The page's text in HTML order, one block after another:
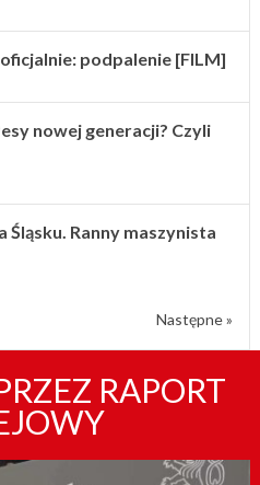
podpalenie [FILM]
nowej generacji? Czyli
Śląsku. Ranny maszynista
Następne »
RAPORT